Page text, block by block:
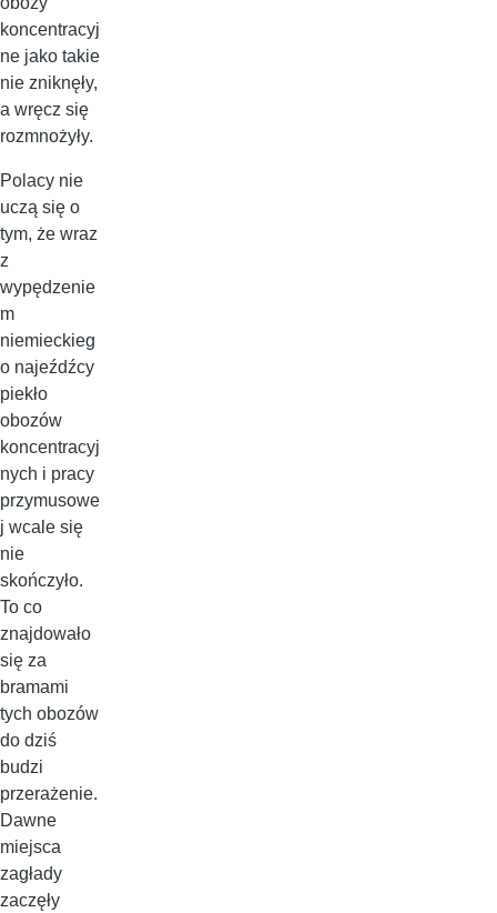
koncentracyj
ne jako takie
nie zniknęły,
a wręcz się
rozmnożyły.
Polacy nie
uczą się o
tym, że wraz
z
wypędzenie
m
niemieckieg
o najeźdźcy
piekło
obozów
koncentracyj
nych i pracy
przymusowe
j wcale się
nie
skończyło.
To co
znajdowało
się za
bramami
tych obozów
do dziś
budzi
przerażenie.
Dawne
miejsca
zagłady
zaczęły